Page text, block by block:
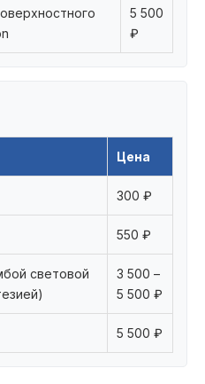
5 500
₽
Цена
300 ₽
550 ₽
световой
3 500 –
5 500 ₽
5 500 ₽